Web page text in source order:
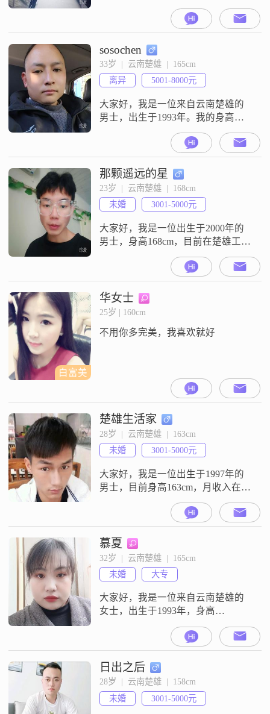
感性，喜欢听歌，骑车，打游戏，
和平精英，王者荣耀##3002##我是
一个责任感很强的人，对家庭非常
看重##3002##性格方面，我成熟稳
重，内敛慢热，但一旦熟悉起来，
就会非常直率坦诚##3002##我对待
人总是真诚相待，相信真诚是人与
人之间最好的桥梁
sosochen
33岁  |  云南楚雄  |  165cm
离异
5001-8000元
大家好，我是一位来自云南楚雄的
男士，出生于1993年。我的身高大
约是165厘米，虽然不算特别高大，
但我相信内在的品质比外在的身高
更加重要。目前，我的月收入在
5001到8000元之间，能够保证基本
的生活需求，并且有一定的经济基
础来规划未来。我的学历是高中及
以下，但我一直认为，学历并不是
衡量一个人价值的唯一标准。在工
作中，
那颗遥远的星
23岁  |  云南楚雄  |  168cm
未婚
3001-5000元
大家好，我是一位出生于2000年的
男士，身高168cm，目前在楚雄工
作，月收入在3001到5000元之间，
学历是大专##3002##我性格上比较
注重责任感，做事情总是尽力而
为，希望能给身边的人带来安全感
##3002##平时我喜欢尝试新事物，
发现一些有趣的事情##3002##我对
白富美
华女士
25岁 | 160cm
不用你多完美，我喜欢就好
楚雄生活家
28岁  |  云南楚雄  |  163cm
未婚
3001-5000元
大家好，我是一位出生于1997年的
男士，目前身高163cm，月收入在
3001到5000元之间##3002##我在楚
雄工作，学历为高中及以下
##3002##我觉得自己是一个稳重可
靠的人，责任感很强，对待事情总
是非常认真##3002##在生活中，我
特别真诚，喜欢和朋友们真诚相
待，拒绝敷衍的态度##3002##我性
格乐观积极
慕夏
32岁  |  云南楚雄  |  165cm
未婚
大专
大家好，我是一位来自云南楚雄的
女士，出生于1993年，身高
165cm##3002##我拥有大专学历，在
一家普通公司工作，月收入大概在
3001到5000元之间##3002##我性格
温柔体贴，善解人意，总是能站在
别人的角度考虑问题，这让我的朋
友们都很喜欢和我相处##3002##在
生活中，我是一个乐观积极的人，
日出之后
28岁  |  云南楚雄  |  158cm
未婚
3001-5000元